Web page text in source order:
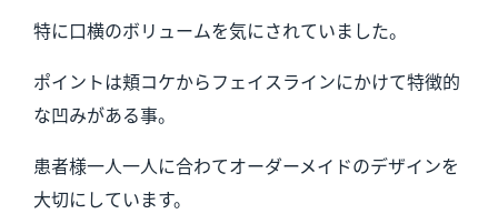
特に口横のボリュームを気にされていました。
ポイントは頬コケからフェイスラインにかけて特徴的
な凹みがある事。
患者様一人一人に合わてオーダーメイドのデザインを
大切にしています。